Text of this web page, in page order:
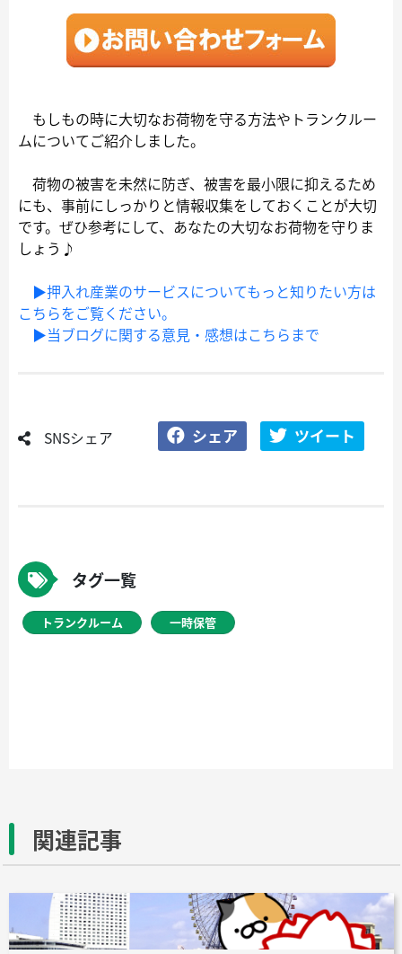
もしもの時に大切なお荷物を守る方法やトランクルー
ムについてご紹介しました。
荷物の被害を未然に防ぎ、被害を最小限に抑えるため
にも、事前にしっかりと情報収集をしておくことが大切
です。ぜひ参考にして、あなたの大切なお荷物を守りま
しょう♪
▶押入れ産業のサービスについてもっと知りたい方は
こちらをご覧ください。
▶当ブログに関する意見・感想はこちらまで
SNSシェア シェア ツイート
タグ一覧
トランクルーム 一時保管
関連記事